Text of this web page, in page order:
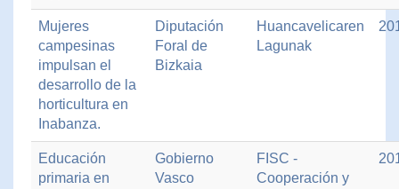
Mujeres
campesinas
impulsan el
desarrollo de la
horticultura en
Inabanza.
Diputación
Foral de
Bizkaia
Huancavelicaren
Lagunak
Educación
primaria en
Gobierno
Vasco
FISC -
Cooperación y